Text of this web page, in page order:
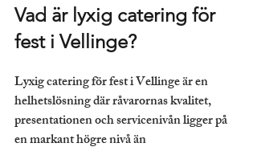
Vad är lyxig catering för
fest i Vellinge?
Lyxig catering för fest i Vellinge är en
helhetslösning där råvarornas kvalitet,
presentationen och servicenivån ligger på
en markant högre nivå än